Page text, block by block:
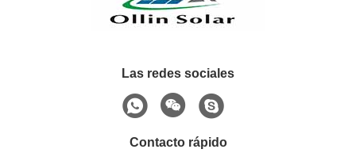
Las redes sociales
Contacto rápido